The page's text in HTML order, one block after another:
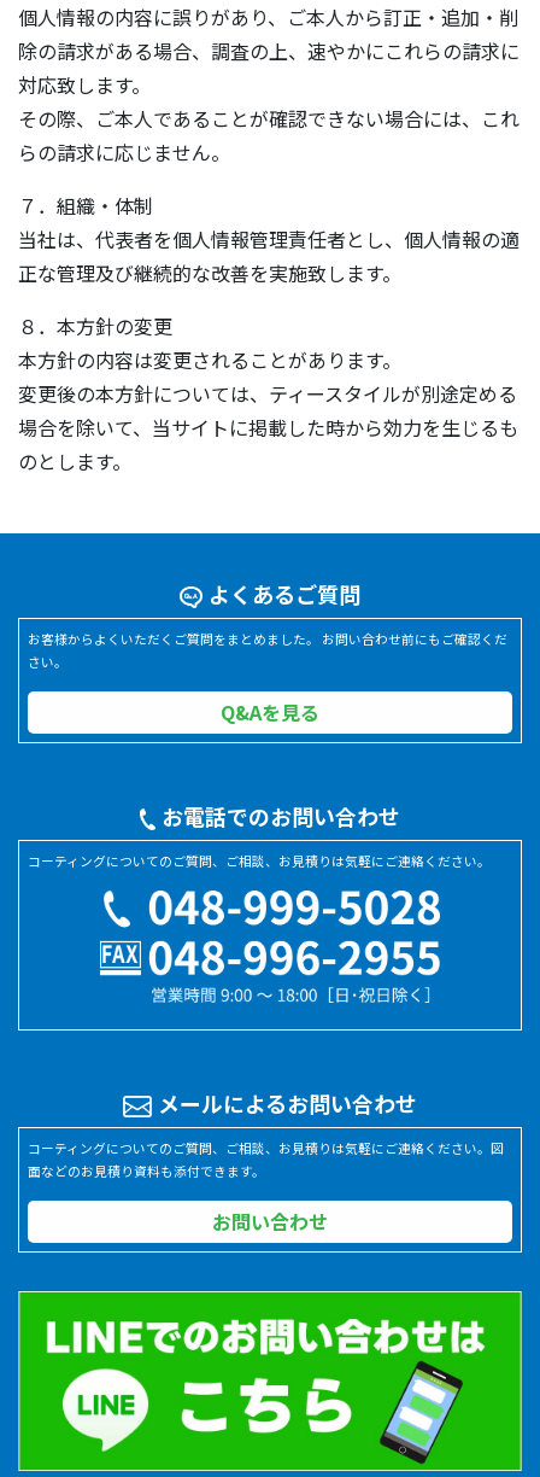
個人情報の内容に誤りがあり、ご本人から訂正・追加・削
除の請求がある場合、調査の上、速やかにこれらの請求に
対応致します。
その際、ご本人であることが確認できない場合には、これ
らの請求に応じません。
７．組織・体制
当社は、代表者を個人情報管理責任者とし、個人情報の適
正な管理及び継続的な改善を実施致します。
８．本方針の変更
本方針の内容は変更されることがあります。
変更後の本方針については、ティースタイルが別途定める
場合を除いて、当サイトに掲載した時から効力を生じるも
のとします。
よくあるご質問
お客様からよくいただくご質問をまとめました。 お問い合わせ前にもご確認くだ
さい。
Q&Aを見る
お電話でのお問い合わせ
コーティングについてのご質問、ご相談、お見積りは気軽にご連絡ください。
メールによるお問い合わせ
コーティングについてのご質問、ご相談、お見積りは気軽にご連絡ください。図
面などのお見積り資料も添付できます。
お問い合わせ